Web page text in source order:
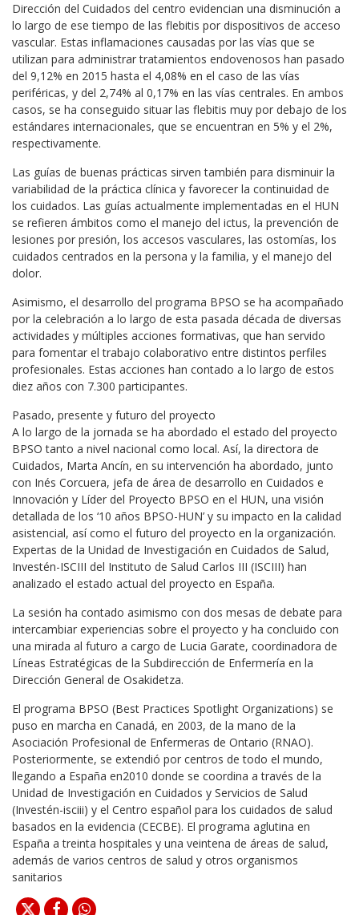
Dirección del Cuidados del centro evidencian una disminución a
lo largo de ese tiempo de las flebitis por dispositivos de acceso
vascular. Estas inflamaciones causadas por las vías que se
utilizan para administrar tratamientos endovenosos han pasado
del 9,12% en 2015 hasta el 4,08% en el caso de las vías
periféricas, y del 2,74% al 0,17% en las vías centrales. En ambos
casos, se ha conseguido situar las flebitis muy por debajo de los
estándares internacionales, que se encuentran en 5% y el 2%,
respectivamente.
Las guías de buenas prácticas sirven también para disminuir la
variabilidad de la práctica clínica y favorecer la continuidad de
los cuidados. Las guías actualmente implementadas en el HUN
se refieren ámbitos como el manejo del ictus, la prevención de
lesiones por presión, los accesos vasculares, las ostomías, los
cuidados centrados en la persona y la familia, y el manejo del
dolor.
Asimismo, el desarrollo del programa BPSO se ha acompañado
por la celebración a lo largo de esta pasada década de diversas
actividades y múltiples acciones formativas, que han servido
para fomentar el trabajo colaborativo entre distintos perfiles
profesionales. Estas acciones han contado a lo largo de estos
diez años con 7.300 participantes.
Pasado, presente y futuro del proyecto
A lo largo de la jornada se ha abordado el estado del proyecto
BPSO tanto a nivel nacional como local. Así, la directora de
Cuidados, Marta Ancín, en su intervención ha abordado, junto
con Inés Corcuera, jefa de área de desarrollo en Cuidados e
Innovación y Líder del Proyecto BPSO en el HUN, una visión
detallada de los ‘10 años BPSO-HUN’ y su impacto en la calidad
asistencial, así como el futuro del proyecto en la organización.
Expertas de la Unidad de Investigación en Cuidados de Salud,
Investén-ISCIII del Instituto de Salud Carlos III (ISCIII) han
analizado el estado actual del proyecto en España.
La sesión ha contado asimismo con dos mesas de debate para
intercambiar experiencias sobre el proyecto y ha concluido con
una mirada al futuro a cargo de Lucia Garate, coordinadora de
Líneas Estratégicas de la Subdirección de Enfermería en la
Dirección General de Osakidetza.
El programa BPSO (Best Practices Spotlight Organizations) se
puso en marcha en Canadá, en 2003, de la mano de la
Asociación Profesional de Enfermeras de Ontario (RNAO).
Posteriormente, se extendió por centros de todo el mundo,
llegando a España en2010 donde se coordina a través de la
Unidad de Investigación en Cuidados y Servicios de Salud
(Investén-isciii) y el Centro español para los cuidados de salud
basados en la evidencia (CECBE). El programa aglutina en
España a treinta hospitales y una veintena de áreas de salud,
además de varios centros de salud y otros organismos
sanitarios